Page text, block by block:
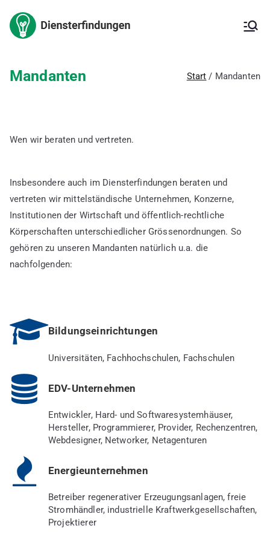
Inhalt
springen
Arbeitnehm
ererfindung
Arbeitnehmererfinderrech
Erfindungsmeldung,
Erfindung, ArbNErfG,
Betriebsgeheimnis,
Verbesserungsvorschläge,
Innovationsförderung,
europäisches Patent,
internationales Patent,
Mandanten Start Mandanten
Wen wir beraten und vertreten.
Insbesondere auch im Diensterfindungen beraten und
vertreten wir mittelständische Unternehmen, Konzerne,
Institutionen der Wirtschaft und öffentlich-rechtliche
Körperschaften unterschiedlicher Grössenordnungen. So
gehören zu unseren Mandanten natürlich u.a. die
nachfolgenden:
Bildungseinrichtungen
Universitäten, Fachhochschulen, Fachschulen
EDV-Unternehmen
Entwickler, Hard- und Softwaresystemhäuser,
Hersteller, Programmierer, Provider, Rechenzentren,
Webdesigner, Networker, Netagenturen
Energieunternehmen
Betreiber regenerativer Erzeugungsanlagen, freie
Stromhändler, industrielle Kraftwerkgesellschaften,
Projektierer